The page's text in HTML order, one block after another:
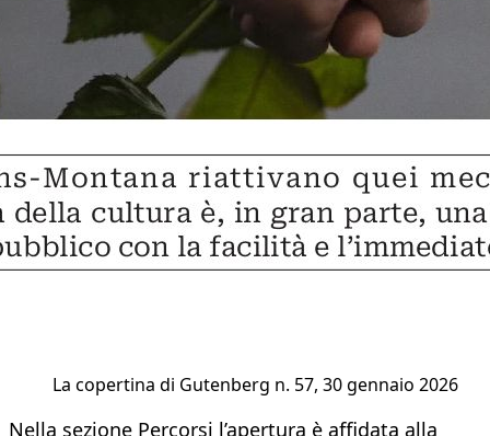
La copertina di Gutenberg n. 57, 30 gennaio 2026
Nella sezione Percorsi l’apertura è affidata alla